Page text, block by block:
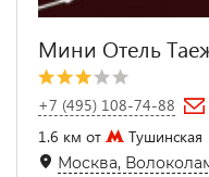
Мини Отель
+7 (495) 108-74-88
1.6 км от
Тушинская
Москва,